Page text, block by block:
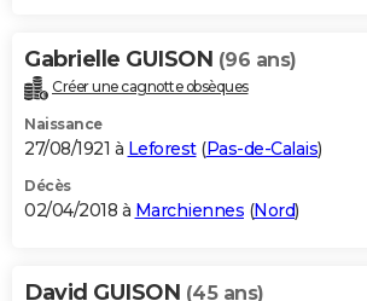
Gabrielle GUISON (96 ans)
Créer une cagnotte obsèques
Naissance
27/08/1921 à Leforest(Pas-de-Calais)
Décès
02/04/2018 à Marchiennes (Nord)
David GUISON (45 ans)